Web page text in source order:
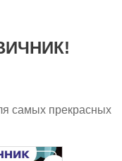
самых прекрасных